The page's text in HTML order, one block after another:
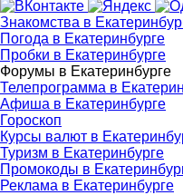
Знакомства в
Погода в Екатеринбурге
Пробки в Екатеринбурге
Форумы в Екатеринбурге
Телепрограмма в
Афиша в Екатеринбурге
Гороскоп
Курсы валют в
Туризм в Екатеринбурге
Промокоды в
Реклама в Екатеринбурге